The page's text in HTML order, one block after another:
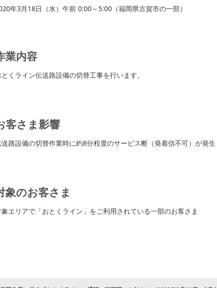
年3月18日（水）午前 0:00～5:00（福岡県古賀市の一部）
業内容
くライン伝送路設備の切替工事を行います。
客さま影響
路設備の切替作業時に約8分程度のサービス断（発着信不可）が発生
象のお客さま
エリアで「おとくライン」をご利用されている一部のお客さま